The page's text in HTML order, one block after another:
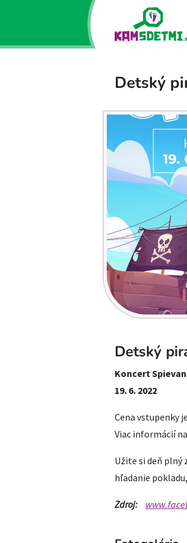
Detský
Detský
Koncert
19. 6. 2022
Cena vstupenky
Viac informácií
Užite si deň plný
hľadanie
Zdroj: